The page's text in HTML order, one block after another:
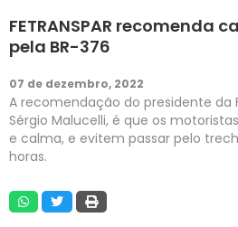
PUBLICAÇÕES
CURSOS E EVENTOS
SEST SENAT
DESPOLUIR
FETRANSPAR recomenda
pela BR-376
07 de dezembro, 2022
A recomendação do presidente da
Sérgio Malucelli, é que os
e calma, e evitem passar pelo
horas.